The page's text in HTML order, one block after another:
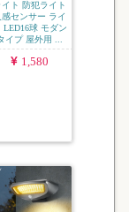
ーラー センサー